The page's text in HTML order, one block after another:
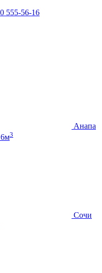
555-56-16
Анапа
3
Сочи